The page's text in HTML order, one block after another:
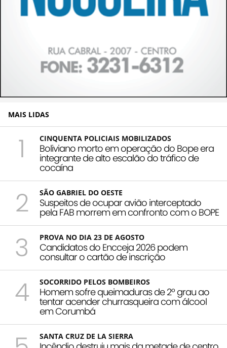
MAIS LIDAS
1 CINQUENTA POLICIAIS MOBILIZADOS
Boliviano morto em operação do Bope era
integrante de alto escalão do tráfico de
cocaína
2 SÃO GABRIEL DO OESTE
Suspeitos de ocupar avião interceptado
pela FAB morrem em confronto com o BOPE
3 PROVA NO DIA 23 DE AGOSTO
Candidatos do Encceja 2026 podem
consultar o cartão de inscrição
4 SOCORRIDO PELOS BOMBEIROS
Homem sofre queimaduras de 2º grau ao
tentar acender churrasqueira com álcool
em Corumbá
SANTA CRUZ DE LA SIERRA